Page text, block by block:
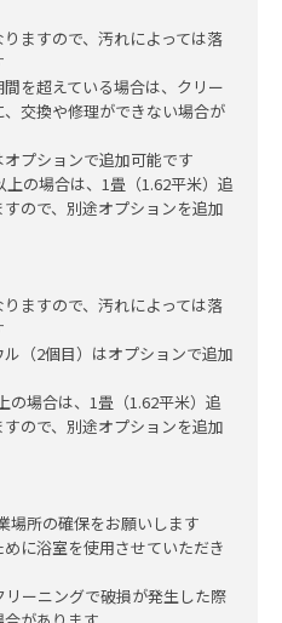
ますので、汚れによっては落
を超えている場合は、クリー
交換や修理ができない場合が
プションで追加可能です
上の場合は、1畳（1.62平米）追
ので、別途オプションを追加
ますので、汚れによっては落
（2個目）はオプションで追加
の場合は、1畳（1.62平米）追
ので、別途オプションを追加
場所の確保をお願いします
に浴室を使用させていただき
ーニングで破損が発生した際